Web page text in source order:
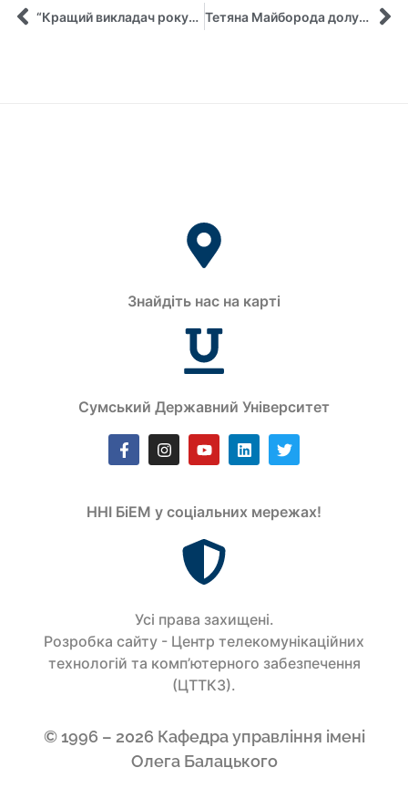
“Кращий викладач року” очима студентів Тетяна Майборода долучилася до двохмісячного курсу від Експертного центру «Дипломатія: міжнародні відносини, етикет, протокол»
Знайдіть нас на карті
Сумський Державний Університет
ННІ БіЕМ у соціальних мережах!
Усi права захищенi.
Розробка сайту - Центр телекомунікаційних
технологій та комп’ютерного забезпечення
(ЦТТКЗ).
© 1996 – 2026 Кафедра управління імені
Олега Балацького